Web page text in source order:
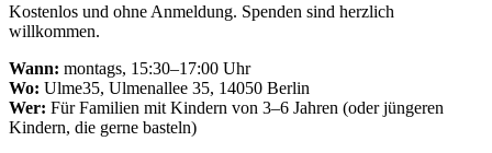
Kostenlos und ohne Anmeldung. Spenden sind herzlich
willkommen.
Wann: montags, 15:30–17:00 Uhr
Wo: Ulme35, Ulmenallee 35, 14050 Berlin
Wer: Für Familien mit Kindern von 3–6 Jahren (oder jüngeren
Kindern, die gerne basteln)